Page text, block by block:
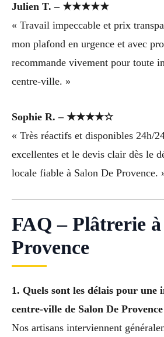
Julien T. – ★★★★★
« Travail impeccable et prix
mon plafond en urgence et avec
recommande vivement pour toute
centre-ville. »
Sophie R. – ★★★★☆
« Très réactifs et disponibles 24h/
excellentes et le devis clair dès le
locale fiable à Salon De Provence.
FAQ – Plâtrerie
Provence
1. Quels sont les délais pour une
centre-ville de Salon De
Nos artisans interviennent